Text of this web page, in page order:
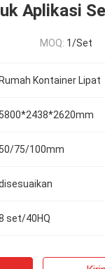
Aplikasi
MOQ: 1/Set
Rumah Kontainer Lipat
5800*2438*2620mm
50/75/100mm
set/40HQ